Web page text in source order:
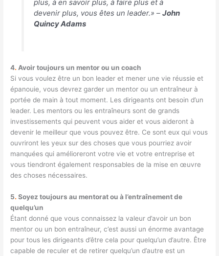
plus, à en savoir plus, à faire plus et à
devenir plus, vous êtes un leader.» – John
Quincy Adams
4. Avoir toujours un mentor ou un coach
Si vous voulez être un bon leader et mener une vie réussie et
épanouie, vous devrez garder un mentor ou un entraîneur à
portée de main à tout moment. Les dirigeants ont besoin d’un
leader. Les mentors ou les entraîneurs sont de grands
investissements qui peuvent vous aider et vous aideront à
devenir le meilleur que vous pouvez être. Ce sont eux qui vous
ouvriront les yeux sur des choses que vous pourriez avoir
manquées qui amélioreront votre vie et votre entreprise et
vous tiendront également responsables de la mise en œuvre
des choses nécessaires.
5. Soyez toujours au mentorat ou à l’entraînement de
quelqu’un
Étant donné que vous connaissez la valeur d’avoir un bon
mentor ou un bon entraîneur, c’est aussi un énorme avantage
pour tous les dirigeants d’être cela pour quelqu’un d’autre. Être
capable de reculer et de retirer quelqu’un d’autre est un